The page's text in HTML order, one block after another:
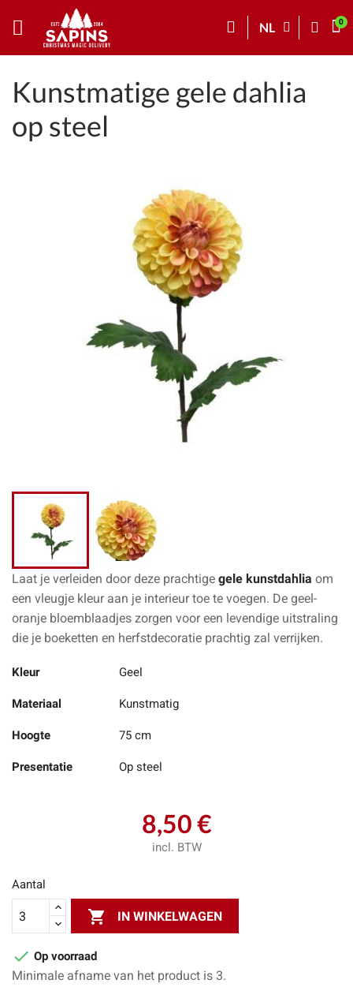
NL
Kunstmatige gele dahlia
op steel
Laat je verleiden door deze prachtige gele kunstdahlia om
een vleugje kleur aan je interieur toe te voegen. De geel-
oranje bloemblaadjes zorgen voor een levendige uitstraling
die je boeketten en herfstdecoratie prachtig zal verrijken.
Kleur Geel
Materiaal Kunstmatig
Hoogte 75 cm
Presentatie Op steel
8,50 €
incl. BTW
Aantal
 IN WINKELWAGEN
 Op voorraad
Minimale afname van het product is 3.